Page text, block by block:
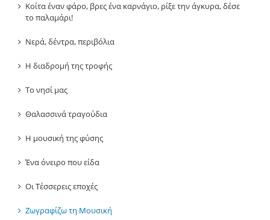
Κοίτα έναν φάρο, βρες ένα καρνάγιο, ρίξε την άγκυρα, δέσε
το παλαμάρι!
Νερά, δέντρα, περιβόλια
Η διαδρομή της τροφής
Το νησί μας
Θαλασσινά τραγούδια
Η μουσική της φύσης
Ένα όνειρο που είδα
Οι Τέσσερεις εποχές
Ζωγραφίζω τη Μουσική